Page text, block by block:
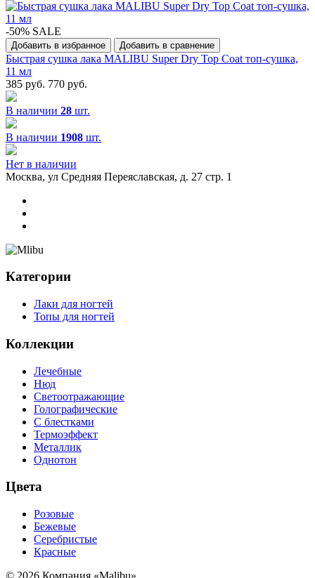
-50% SALE
Добавить в избранное Добавить в сравнение
Быстрая сушка лака MALIBU Super Dry Top Coat топ-сушка,
11 мл
385 руб. 770 руб.
В наличии 28 шт.
В наличии 1908 шт.
Нет в наличии
Москва, ул Средняя Переяславская, д. 27 стр. 1
Категории
Лаки для ногтей
Топы для ногтей
Коллекции
Лечебные
Нюд
Светоотражающие
Голографические
С блестками
Термоэффект
Металлик
Однотон
Цвета
Розовые
Бежевые
Серебристые
Красные
© 2026 Компания «Malibu»